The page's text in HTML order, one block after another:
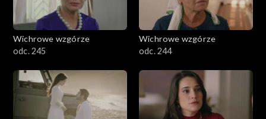
Wichrowe wzgórze
odc. 245
Wichrowe wzgórze
odc. 244